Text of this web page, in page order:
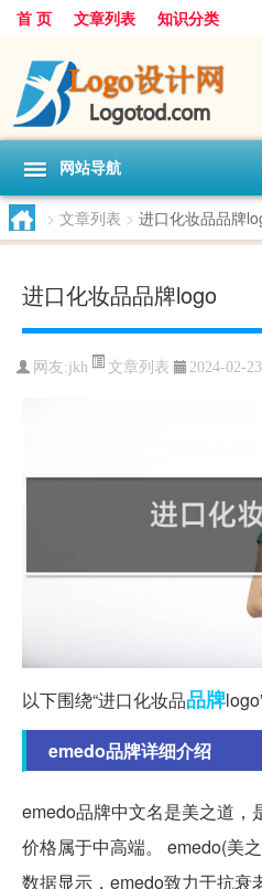
首 页 文章列表 知识分类
网站导航
> 文章列表 > 进口化妆品品牌
进口化妆品品牌logo
网友:jkh 文章列表 2024-02-
以下围绕“进口化妆品品牌
emedo品牌详细介绍
emedo品牌中文名是美之道，
价格属于中高端。 emedo(美
数据显示，emedo致力于抗衰